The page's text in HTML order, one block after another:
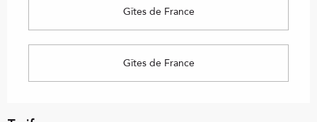
Gîtes de France
Gîtes de France